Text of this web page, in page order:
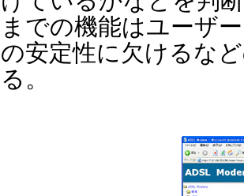
までの機能はユーザ
の安定性に欠けるな
る。